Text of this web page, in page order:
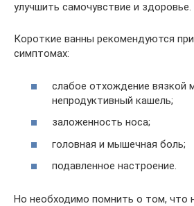
улучшить самочувствие и здоровье.
Короткие ванны рекомендуются
симптомах:
слабое отхождение вязкой
непродуктивный кашель;
заложенность носа;
головная и мышечная боль;
подавленное настроение.
Но необходимо помнить о том, что